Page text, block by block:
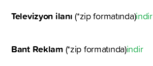
Televizyon ilanı (*zip formatında)indir
Bant Reklam (*zip formatında)indir